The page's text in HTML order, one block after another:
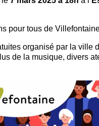
pour tous de
organisé par la
de la musique, divers